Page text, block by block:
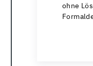
ohne